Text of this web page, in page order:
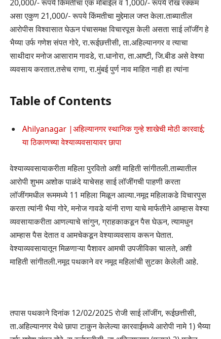
20,000/- रूपये किंमतीचा एक मोबाईल व 1,000/- रूपये रोख रक्कम
असा एकुण 21,000/- रूपये किंमतीचा मुद्देमाल जप्त केला.ताब्यातील
आरोपीस विश्वासात घेऊन पंचासमक्ष विचारपूस केली असता साई लॉजींग हे
भैय्या उर्फ गणेश संपत गोरे, रा.रूईछत्तीसी, ता.अहिल्यानगर व त्याचा
साथीदार मनोज आसाराम गावडे, रा.धानोरा, ता.आष्टी, जि.बीड असे वेश्या
व्यवसाय करतात.तसेच राणा, रा.मुंबई पुर्ण नाव माहित नाही हा त्यांना
Table of Contents
Ahilyanagar |अहिल्यानगर स्थानिक गुन्हे शाखेची मोठी कारवाई;
या ठिकाणच्या वेश्याव्यवसायावर छापा
वेश्याव्यवसायाकरीता महिला पुरवितो अशी माहिती सांगीतली.ताब्यातील
आरोपी शुभम अशोक पाळंदे याचेसह साई लॉजींगची पाहणी करता
लॉजींगमधील रूममध्ये 11 महिला मिळून आल्या.नमूद महिलाकडे विचारपुस
करता त्यांनी भैया गोरे, मनोज गावडे यांनी राणा याचे मार्फतीने आम्हास वेश्या
व्यवसायाकरीता आणल्याचे सांगुन, ग्राहकाकडून पैस घेऊन, त्यामधुन
आम्हास पैस देतात व आमचेकडून वेश्याव्यवसाय करून घेतात.
वेश्याव्यवसायातून मिळणाऱ्या पैशावर आमची उपजीविका चालते, अशी
माहिती सांगीतली.नमूद पथकाने वर नमूद महिलांची सुटका केलेली आहे.
तपास पथकाने दिनांक 12/02/2025 रोजी साई लॉजींग, रूईछत्तीसी,
ता.अहिल्यानगर येथे छापा टाकुन केलेल्या कारवाईमध्ये आरोपी नामे 1) भैय्या